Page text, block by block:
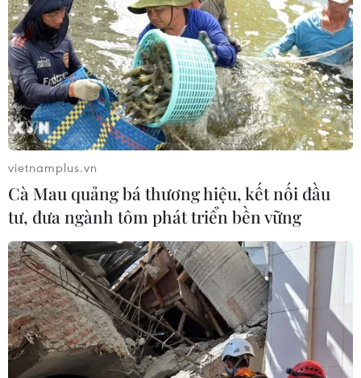
Đội tuyển Việt Nam đặt mục
tiêu 3 điểm, cảnh báo Indonesia
trước giờ G
03/08/2026 07:39
ASEAN Cup 2026: Indonesia tổn thất
lực lượng trước trận quyết đấu tuyển
Việt Nam
03/08/2026 07:21
Làn sóng phản đối lan khắp châu Âu,
FIFA đối diện yêu cầu cải tổ
03/08/2026 05:01
Nhận định Campuchia vs
vietnamplus.vn
Cà Mau quảng bá thương hiệu, kết nối đầu
tư, đưa ngành tôm phát triển bền vững